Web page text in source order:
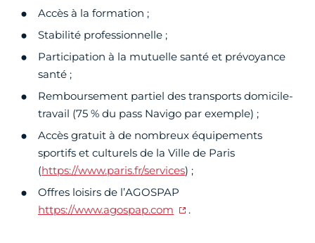
Accès à la formation ;
Stabilité professionnelle ;
Participation à la mutuelle santé et prévoyance
santé ;
Remboursement partiel des transports domicile-
travail (75 % du pass Navigo par exemple) ;
Accès gratuit à de nombreux équipements
sportifs et culturels de la Ville de Paris
(https://www.paris.fr/services) ;
Offres loisirs de l’AGOSPAP
https://www.agospap.com
.